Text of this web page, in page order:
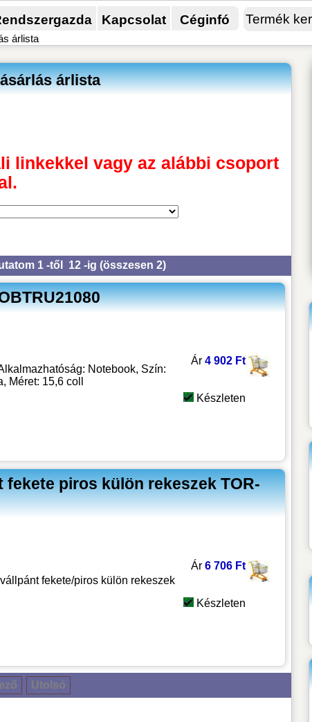
Kapcsolat Céginfó
árlista
árlista
linkekkel vagy az alábbi csoport
1 -től 12 -ig (összesen 2)
Notebook, Szín:
Méret: 15,6 coll
Ár 4 902 Ft
Készleten
piros külön rekeszek TOR-
fekete/piros külön rekeszek
Ár 6 706 Ft
Készleten
Utolsó